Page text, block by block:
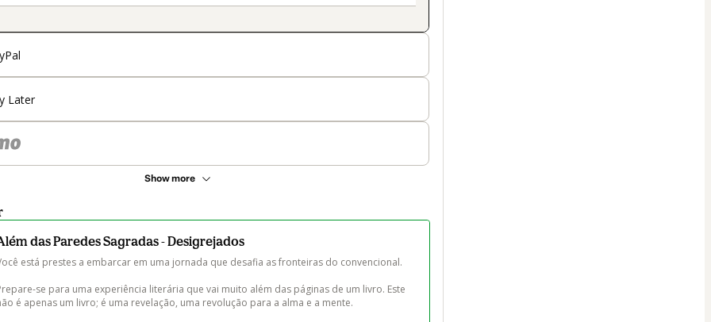
Later
Show more
das Paredes Sagradas - Desigrejados
está prestes a embarcar em uma jornada que desafia as fronteiras do convencional.
se para uma experiência literária que vai muito além das páginas de um livro. Este
é apenas um livro; é uma revelação, uma revolução para a alma e a mente.